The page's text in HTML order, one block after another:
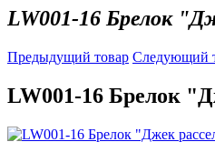
LW001-16 Брелок
Предыдущий товар Следующий
LW001-16 Брелок